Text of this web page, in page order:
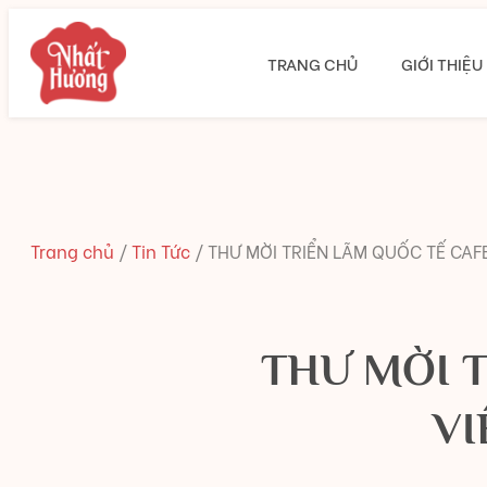
TRANG CHỦ GIỚI THIỆU
Trang chủ /Tin Tức /THƯ MỜI TRIỂN LÃM QUỐC TẾ
THƯ MỜI